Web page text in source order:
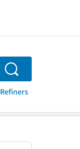
Search
Refiners